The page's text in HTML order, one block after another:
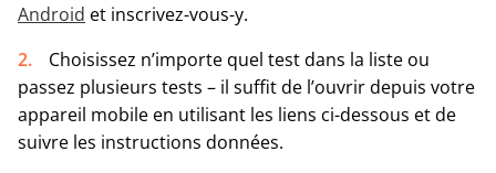
Android et inscrivez-vous-y.
Choisissez n’importe quel test dans la liste ou
passez plusieurs tests – il suffit de l’ouvrir depuis votre
appareil mobile en utilisant les liens ci-dessous et de
suivre les instructions données.